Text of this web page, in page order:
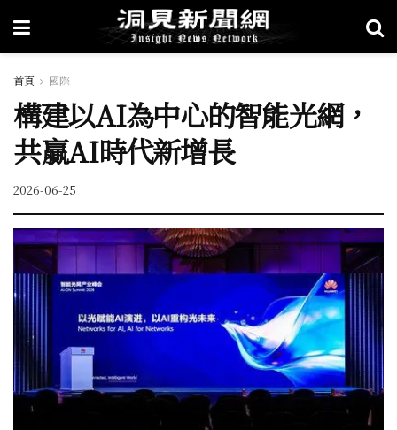
首頁 國際
構建以AI為中心的智能光網，
共贏AI時代新增長
2026-06-25